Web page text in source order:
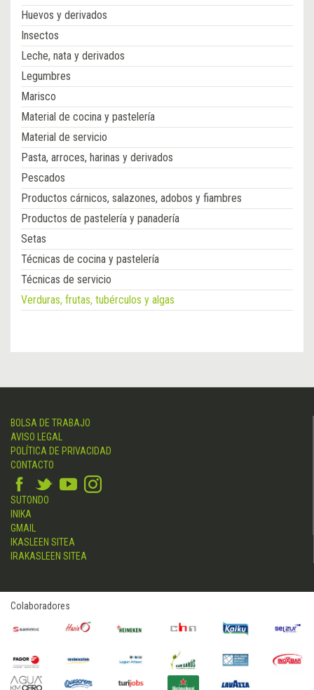
Huevos y derivados
Insectos
Leche, nata y derivados
Legumbres
Marisco
Material de cocina y pastelería
Material de servicio
Pasta, arroces, harinas y derivados
Pescados
Productos cárnicos, salazones, adobos y fiambres
Productos de pastelería y panadería
Setas
Técnicas de cocina y pastelería
Técnicas de servicio
Verduras, frutas, tubérculos y algas
BOLSA DE TRABAJO
AVISO LEGAL
POLÍTICA DE PRIVACIDAD
CONTACTO
SUTONDO
INIKA
GMAIL
IKASLEEN SITEA
IRAKASLEEN SITEA
Colaboradores